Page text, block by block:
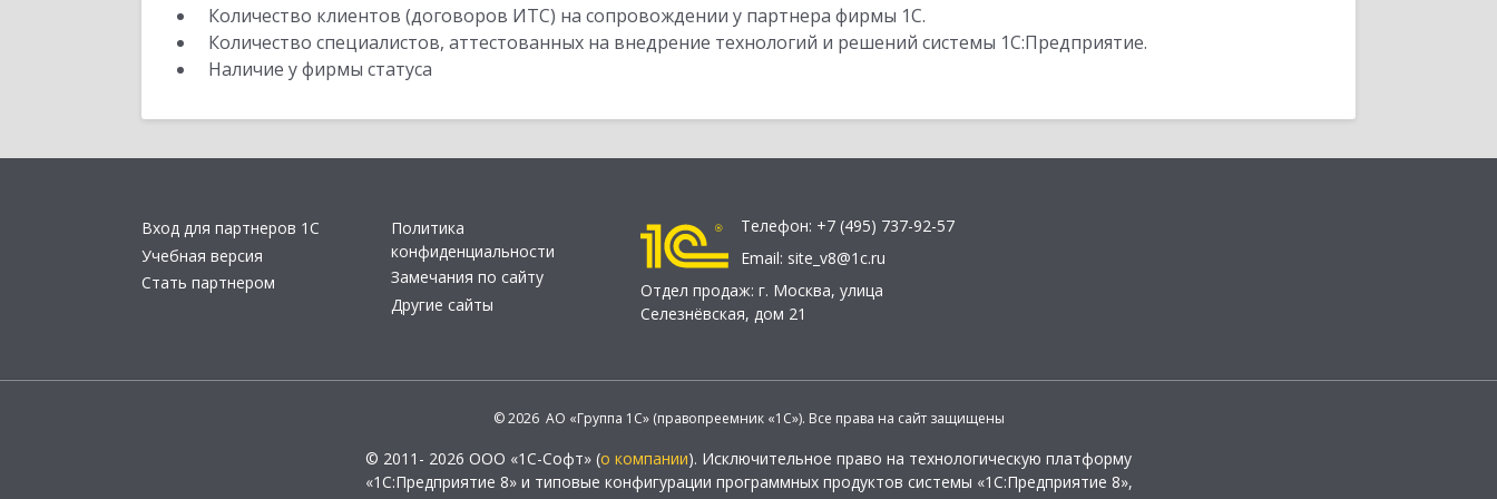
Количество клиентов (договоров ИТС) на сопровождении у партнера фирмы 1С.
Количество специалистов, аттестованных на внедрение технологий и решений системы 1С:Предприятие.
Наличие у фирмы статуса
Вход для партнеров 1С
Учебная версия
Стать партнером
Политика
конфиденциальности
Замечания по сайту
Другие сайты
Телефон: +7 (495) 737-92-57
Email: site_v8@1c.ru
Отдел продаж: г. Москва, улица
Селезнёвская, дом 21
© 2026 АО «Группа 1С» (правопреемник «1С»). Все права на сайт защищены
© 2011- 2026 ООО «1С-Софт» (о компании). Исключительное право на технологическую платформу
«1С:Предприятие 8» и типовые конфигурации программных продуктов системы «1С:Предприятие 8»,